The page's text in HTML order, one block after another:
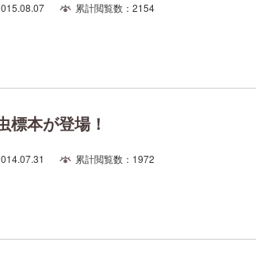
累計閲覧数：2154
標本が登場！
累計閲覧数：1972